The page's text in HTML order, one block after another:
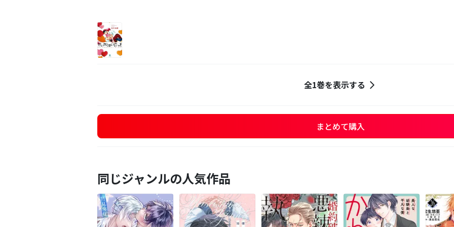
全1巻を表示する
まとめて購入
同じジャンルの人気作品